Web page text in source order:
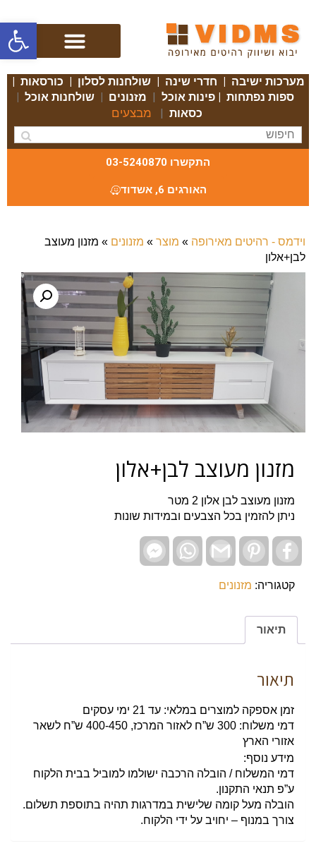
פתח
מערכות ישיבה | חדרי שינה |שולחנות לסלון | כורסאות |
ספות נפתחות | פינות אוכל | מזנונים | שולחנות אוכל |
כסאות | מבצעים
התקשרו 03-5240870
האורגים 6, אשדוד
וידמס - רהיטים מאירופה » מוצר » מזנונים » מזנון מעוצב
לבן+אלון
מזנון מעוצב לבן+אלון
מזנון מעוצב לבן אלון 2 מטר
ניתן להזמין בכל הצבעים ובמידות שונות
Facebook
Pinterest
Gmail
WhatsApp
Facebook
Messenger
קטגוריה: מזנונים
תיאור
תיאור
זמן אספקה למוצרים במלאי: עד 21 ימי עסקים
דמי משלוח: 300 ש”ח לאזור המרכז, 400-450 ש”ח לשאר
אזורי הארץ
מידע נוסף:
דמי המשלוח / הובלה הרכבה ישולמו למוביל בבית הלקוח
ע”פ תנאי התקנון.
הובלה מעל קומה שלישית במדרגות תהיה בתוספת תשלום.
צורך במנוף – יחויב על ידי הלקוח.